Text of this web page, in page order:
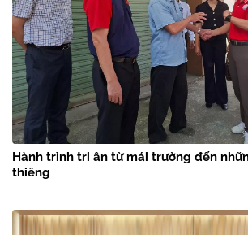
Hành trình tri ân từ mái trường đến
thiêng